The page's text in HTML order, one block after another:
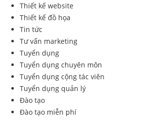
Thiết kế website
Thiết kế đồ họa
Tin tức
Tư vấn marketing
Tuyển dụng
Tuyển dụng chuyên môn
Tuyển dụng cộng tác viên
Tuyển dụng quản lý
Đào tạo
Đào tạo miễn phí